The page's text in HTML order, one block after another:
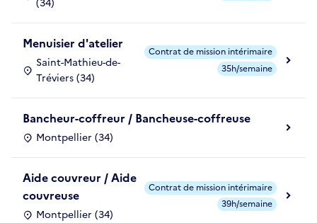
(34)
Menuisier d'atelier
Saint-Mathieu-de-
Tréviers (34)
Contrat de mission intérimaire
35h/semaine
Bancheur-coffreur / Bancheuse-coffreuse
Montpellier (34)
Aide couvreur / Aide
couvreuse
Montpellier (34)
Contrat de mission intérimaire
39h/semaine